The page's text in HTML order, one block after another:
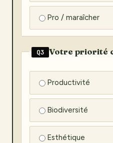
Pro / maraîcher
Q3 Votre priorité
Productivité
Biodiversité
Esthétique